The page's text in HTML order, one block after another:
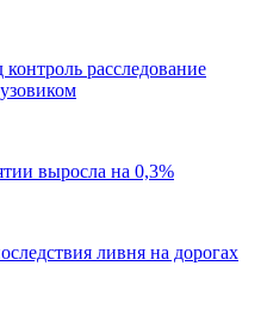
расследование
выросла на 0,3%
ливня на дорогах